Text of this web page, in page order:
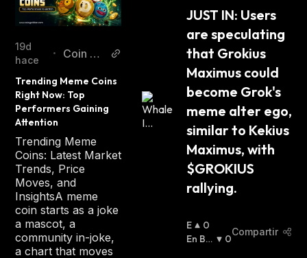
19d
hace
•
Coin Ga
Trending Meme Coins
Right Now: Top
Performers Gaining
Attention
Trending Meme
Coins: Latest Market
Trends, Price
Moves, and
InsightsA meme
coin starts as a joke
a mascot, a
community in-joke,
a chart that moves
JUST IN: Users
are speculating
that Grokius
Maximus could
become Grok's
meme alter ego,
similar to Kekius
Maximus, with
$GROKIUS
rallying.
E
N
0
En Baj
0
Compartir